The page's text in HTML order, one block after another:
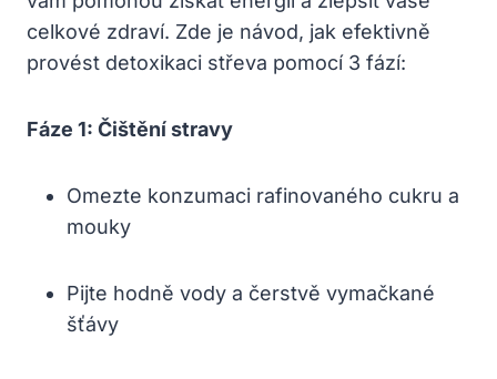
celkové zdraví. Zde je návod, jak efektivně
provést detoxikaci střeva pomocí 3 fází:
Fáze 1: Čištění stravy
Omezte konzumaci rafinovaného cukru a
mouky
Pijte hodně vody a čerstvě vymačkané
šťávy